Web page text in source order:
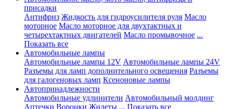
присадки
Антифриз Жидкость для гидроусилителя руля Масло
моторное Масло моторное для двухтактных и
четырехтактных двигателей Масло промывочное ...
Показать все
Автомобильные лампы
Автомобильные лампы 12V Автомобильные лампы 24V
Разъемы для ламп дополнительного освещения Разъемы
для галогеновых ламп Ксеноновые лампы
Автопринадлежности
Автомобильные удлинители Автомобильный молдинг
Аптечки Воронки Жилеты ... Показать все